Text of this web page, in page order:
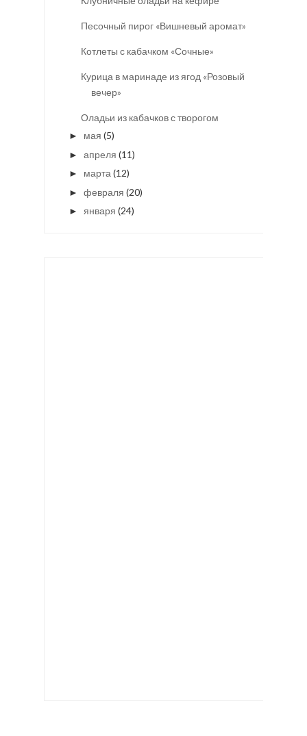
Песочный пирог «Вишневый аромат»
Котлеты с кабачком «Сочные»
Курица в маринаде из ягод «Розовый
вечер»
Оладьи из кабачков с творогом
► мая (5)
► апреля (11)
► марта (12)
► февраля (20)
► января (24)